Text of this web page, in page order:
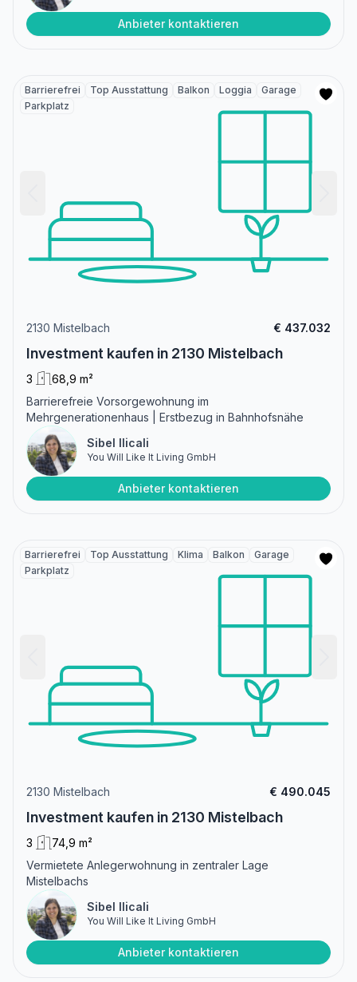
Anbieter kontaktieren
Barrierefrei Top Ausstattung Balkon Loggia
Garage
Parkplatz
2130 Mistelbach € 437.032
Investment kaufen in 2130 Mistelbach
3
68,9 m²
Barrierefreie Vorsorgewohnung im
Mehrgenerationenhaus | Erstbezug in Bahnhofsnähe
Sibel Ilicali
You Will Like It Living GmbH
Anbieter kontaktieren
Barrierefrei Top Ausstattung Klima Balkon
Garage
Parkplatz
2130 Mistelbach € 490.045
Investment kaufen in 2130 Mistelbach
3
74,9 m²
Vermietete Anlegerwohnung in zentraler Lage
Mistelbachs
Sibel Ilicali
You Will Like It Living GmbH
Anbieter kontaktieren